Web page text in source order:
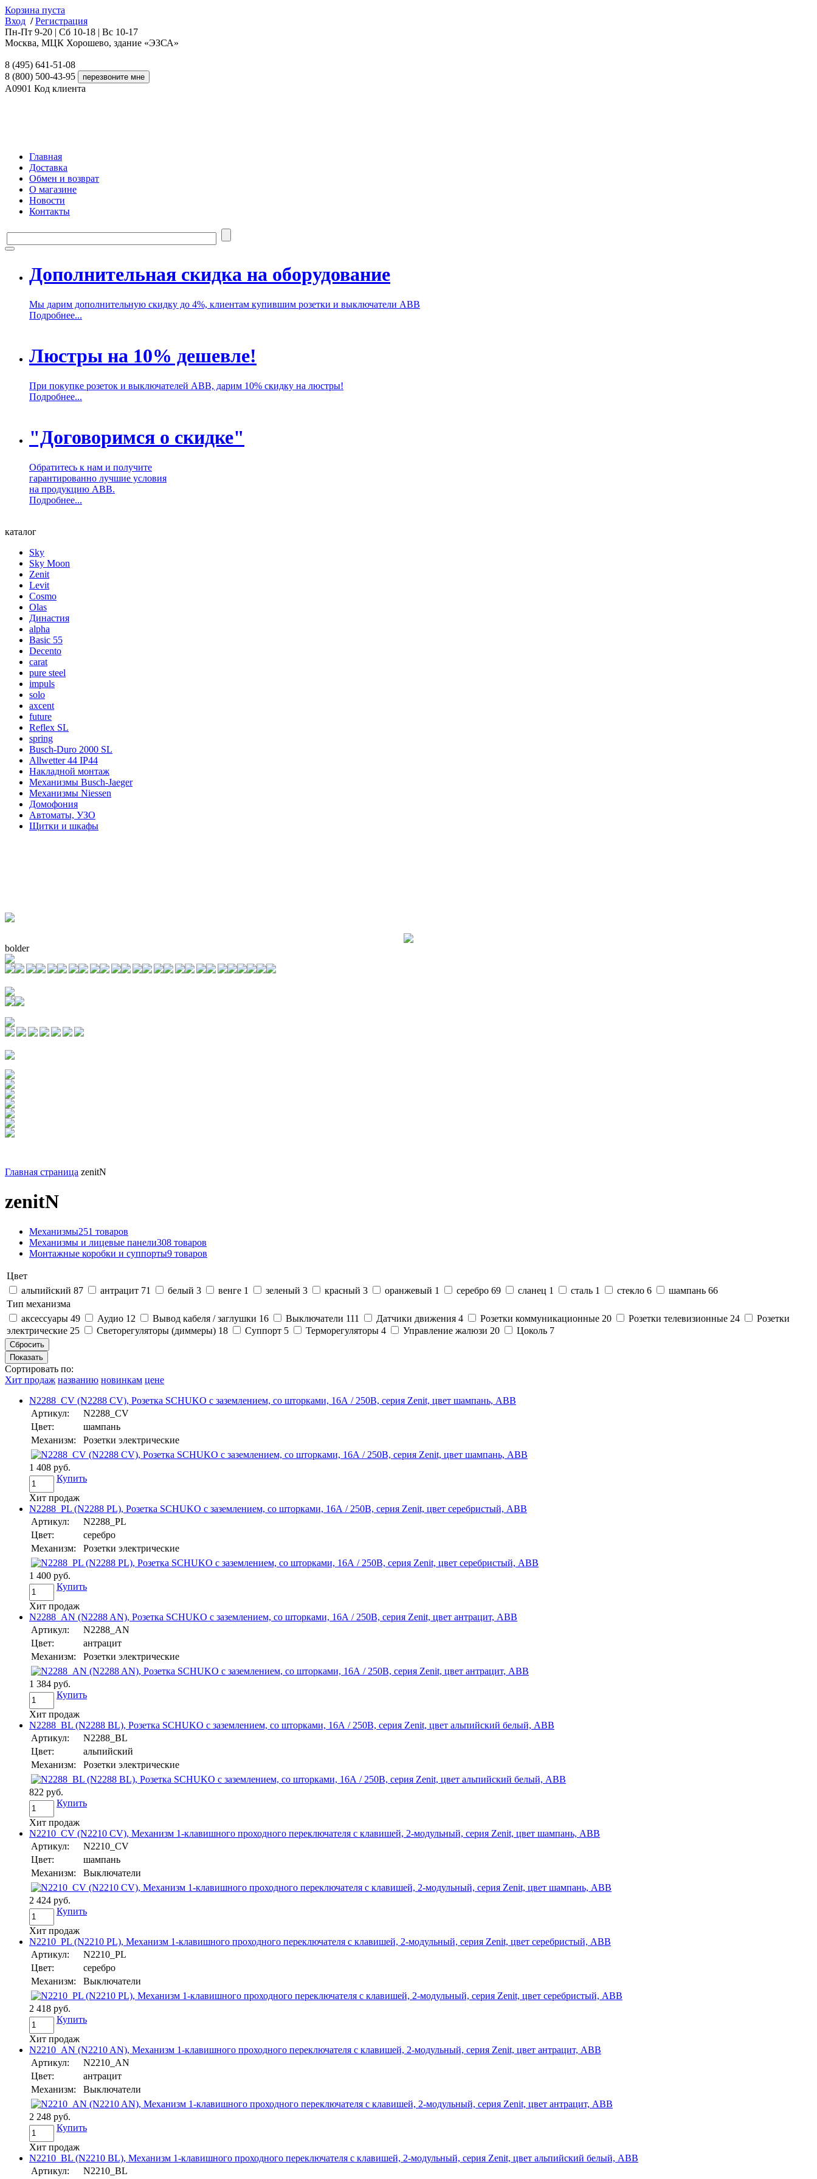
Корзина пуста
Вход / Регистрация
Пн-Пт 9-20 | Сб 10-18 | Вс 10-17
Москва, МЦК Хорошево, здание «ЭЗСА»
8 (495) 641-51-08
8 (800) 500-43-95
A0901 Код клиента
Главная
Доставка
Обмен и возврат
О магазине
Новости
Контакты
Дополнительная скидка на оборудование
Мы дарим дополнительную скидку до 4%, клиентам купившим розетки и выключатели ABB
Подробнее...
Люстры на 10% дешевле!
При покупке розеток и выключателей ABB, дарим 10% скидку на люстры!
Подробнее...
"Договоримся о скидке"
Обратитесь к нам и получите
гарантированно лучшие условия
на продукцию ABB.
Подробнее...
каталог
Sky
Sky Moon
Zenit
Levit
Cosmo
Olas
Династия
alpha
Basic 55
Decento
carat
pure steel
impuls
solo
axcent
future
Reflex SL
spring
Busch-Duro 2000 SL
Allwetter 44 IP44
Накладной монтаж
Механизмы Busch-Jaeger
Механизмы Niessen
Домофония
Автоматы, УЗО
Щитки и шкафы
bolder
Главная страница zenitN
zenitN
Механизмы251 товаров
Механизмы и лицевые панели308 товаров
Монтажные коробки и суппорты9 товаров
Цвет
альпийский 87 антрацит 71 белый 3 венге 1 зеленый 3 красный 3 оранжевый 1 серебро 69 сланец 1 сталь 1 стекло 6 шампань 66
Тип механизма
аксессуары 49 Аудио 12 Вывод кабеля / заглушки 16 Выключатели 111 Датчики движения 4 Розетки коммуникационные 20 Розетки телевизионные 24
Розетки
электрические 25 Светорегуляторы (диммеры) 18 Суппорт 5 Терморегуляторы 4 Управление жалюзи 20 Цоколь 7
Сортировать по:
Хит продаж названию новинкам цене
N2288_CV (N2288 CV), Розетка SCHUKO с заземлением, со шторками, 16А / 250В, серия Zenit, цвет шампань, ABB
Артикул:
N2288_CV
Цвет:
шампань
Механизм:
Розетки электрические
1 408 руб.
Купить
Хит продаж
N2288_PL (N2288 PL), Розетка SCHUKO с заземлением, со шторками, 16А / 250В, серия Zenit, цвет серебристый, ABB
Артикул:
N2288_PL
Цвет:
серебро
Механизм:
Розетки электрические
1 400 руб.
Купить
Хит продаж
N2288_AN (N2288 AN), Розетка SCHUKO с заземлением, со шторками, 16А / 250В, серия Zenit, цвет антрацит, ABB
Артикул:
N2288_AN
Цвет:
антрацит
Механизм:
Розетки электрические
1 384 руб.
Купить
Хит продаж
N2288_BL (N2288 BL), Розетка SCHUKO с заземлением, со шторками, 16А / 250В, серия Zenit, цвет альпийский белый, ABB
Артикул:
N2288_BL
Цвет:
альпийский
Механизм:
Розетки электрические
822 руб.
Купить
Хит продаж
N2210_CV (N2210 CV), Механизм 1-клавишного проходного переключателя с клавишей, 2-модульный, серия Zenit, цвет шампань, ABB
Артикул:
N2210_CV
Цвет:
шампань
Механизм:
Выключатели
2 424 руб.
Купить
Хит продаж
N2210_PL (N2210 PL), Механизм 1-клавишного проходного переключателя с клавишей, 2-модульный, серия Zenit, цвет серебристый, ABB
Артикул:
N2210_PL
Цвет:
серебро
Механизм:
Выключатели
2 418 руб.
Купить
Хит продаж
N2210_AN (N2210 AN), Механизм 1-клавишного проходного переключателя с клавишей, 2-модульный, серия Zenit, цвет антрацит, ABB
Артикул:
N2210_AN
Цвет:
антрацит
Механизм:
Выключатели
2 248 руб.
Купить
Хит продаж
N2210_BL (N2210 BL), Механизм 1-клавишного проходного переключателя с клавишей, 2-модульный, серия Zenit, цвет альпийский белый, ABB
Артикул:
N2210_BL